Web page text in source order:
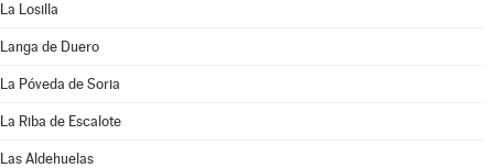
La Losilla
Langa de Duero
La Póveda de Soria
La Riba de Escalote
Las Aldehuelas